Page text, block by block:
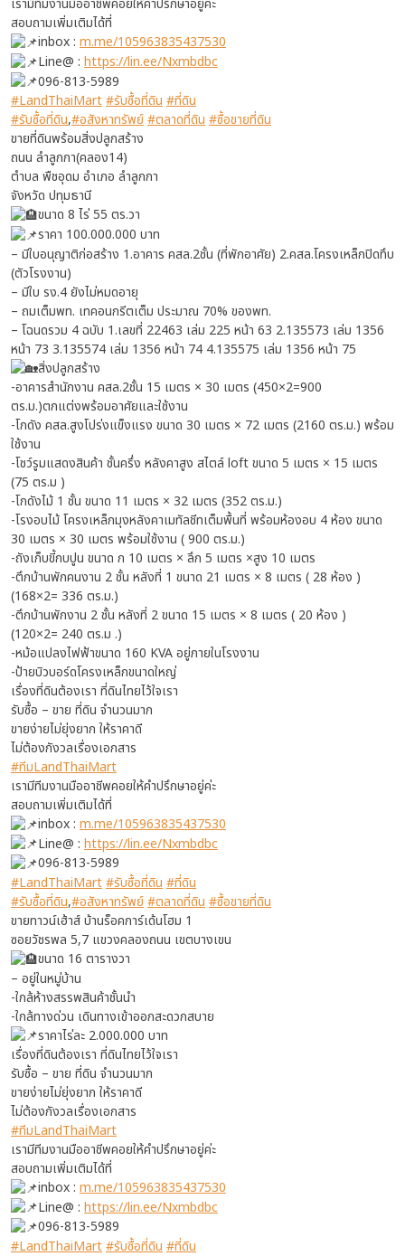
เรามีทีมงานมืออาชีพคอยให้คำปรึกษาอยู่ค่ะ
สอบถามเพิ่มเติมได้ที่
inbox : m.me/105963835437530
Line@ : https://lin.ee/Nxmbdbc
096-813-5989
#LandThaiMart#รับซื้อที่ดิน#ที่ดิน
#รับซื้อที่ดิน,#อสังหาทรัพย์#ตลาดที่ดิน#ซื้อขายที่ดิน
ขายที่ดินพร้อมสิ่งปลูกสร้าง
ถนน ลำลูกกา(คลอง14)
ตำบล พืชอุดม อำเภอ ลำลูกกา
จังหวัด ปทุมธานี
ขนาด 8 ไร่ 55 ตร.วา
ราคา 100.000.000 บาท
– มีใบอนุญาติก่อสร้าง 1.อาคาร คสล.2ชั้น (ที่พักอาศัย) 2.คสล.โครงเหล็กปิดทึบ
(ตัวโรงงาน)
– มีใบ รง.4 ยังไม่หมดอายุ
– ถมเต็มพท. เทคอนกรีตเต็ม ประมาณ 70% ของพท.
– โฉนดรวม 4 ฉบับ 1.เลขที่ 22463 เล่ม 225 หน้า 63 2.135573 เล่ม 1356
หน้า 73 3.135574 เล่ม 1356 หน้า 74 4.135575 เล่ม 1356 หน้า 75
สิ่งปลูกสร้าง
-อาคารสำนักงาน คสล.2ชั้น 15 เมตร × 30 เมตร (450×2=900
ตร.ม.)ตกแต่งพร้อมอาศัยและใช้งาน
-โกดัง คสล.สูงโปร่งแข็งแรง ขนาด 30 เมตร × 72 เมตร (2160 ตร.ม.) พร้อม
ใช้งาน
-โชว์รูมแสดงสินค้า ชั้นครึ่ง หลังคาสูง สไตล์ loft ขนาด 5 เมตร × 15 เมตร
(75 ตร.ม )
-โกดังไม้ 1 ชั้น ขนาด 11 เมตร × 32 เมตร (352 ตร.ม.)
-โรงอบไม้ โครงเหล็กมุงหลังคาเมทัลชีทเต็มพื้นที่ พร้อมห้องอบ 4 ห้อง ขนาด
30 เมตร × 30 เมตร พร้อมใช้งาน ( 900 ตร.ม.)
-ถังเก็บขี้กบปูน ขนาด ก 10 เมตร × ลึก 5 เมตร ×สูง 10 เมตร
-ตึกบ้านพักคนงาน 2 ชั้น หลังที่ 1 ขนาด 21 เมตร × 8 เมตร ( 28 ห้อง )
(168×2= 336 ตร.ม.)
-ตึกบ้านพักงาน 2 ชั้น หลังที่ 2 ขนาด 15 เมตร × 8 เมตร ( 20 ห้อง )
(120×2= 240 ตร.ม .)
-หม้อแปลงไฟฟ้าขนาด 160 KVA อยู่ภายในโรงงาน
-ป้ายบิวบอร์ดโครงเหล็กขนาดใหญ่
เรื่องที่ดินต้องเรา ที่ดินไทยไว้ใจเรา
รับซื้อ – ขาย ที่ดิน จำนวนมาก
ขายง่ายไม่ยุ่งยาก ให้ราคาดี
ไม่ต้องกังวลเรื่องเอกสาร
#ทีมLandThaiMart
เรามีทีมงานมืออาชีพคอยให้คำปรึกษาอยู่ค่ะ
สอบถามเพิ่มเติมได้ที่
inbox : m.me/105963835437530
Line@ : https://lin.ee/Nxmbdbc
096-813-5989
#LandThaiMart#รับซื้อที่ดิน #ที่ดิน
#รับซื้อที่ดิน,#อสังหาทรัพย์#ตลาดที่ดิน #ซื้อขายที่ดิน
ขายทาวน์เฮ้าส์ บ้านร็อคการ์เด้นโฮม 1
ซอยวัชรพล 5,7 แขวงคลองถนน เขตบางเขน
ขนาด 16 ตารางวา
– อยู่ในหมู่บ้าน
-ใกล้ห้างสรรพสินค้าชั้นนำ
-ใกล้ทางด่วน เดินทางเข้าออกสะดวกสบาย
ราคาไร่ละ 2.000.000 บาท
เรื่องที่ดินต้องเรา ที่ดินไทยไว้ใจเรา
รับซื้อ – ขาย ที่ดิน จำนวนมาก
ขายง่ายไม่ยุ่งยาก ให้ราคาดี
ไม่ต้องกังวลเรื่องเอกสาร
#ทีมLandThaiMart
เรามีทีมงานมืออาชีพคอยให้คำปรึกษาอยู่ค่ะ
สอบถามเพิ่มเติมได้ที่
inbox : m.me/105963835437530
Line@ : https://lin.ee/Nxmbdbc
096-813-5989
#LandThaiMart#รับซื้อที่ดิน #ที่ดิน